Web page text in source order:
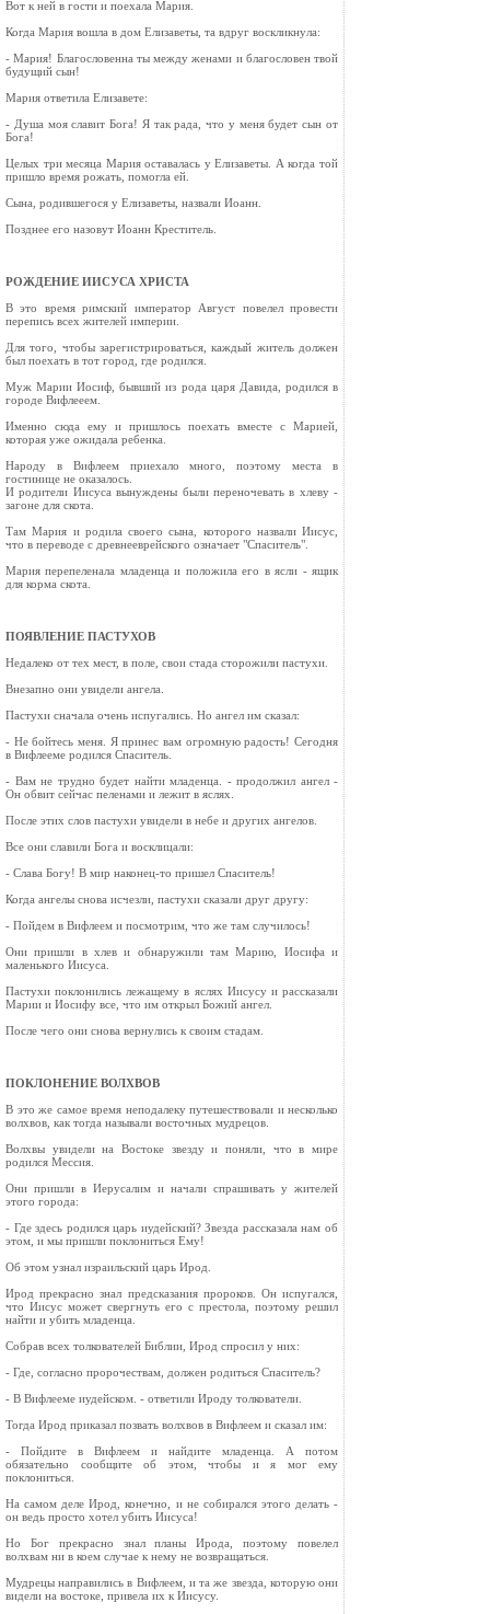
Вот к ней в гости и поехала Мария.
Когда Мария вошла в дом Елизаветы, та вдруг воскликнула:
- Мария! Благословенна ты между женами и благословен твой
будущий сын!
Мария ответила Елизавете:
- Душа моя славит Бога! Я так рада, что у меня будет сын от
Бога!
Целых три месяца Мария оставалась у Елизаветы. А когда той
пришло время рожать, помогла ей.
Сына, родившегося у Елизаветы, назвали Иоанн.
Позднее его назовут Иоанн Креститель.
РОЖДЕНИЕ ИИСУСА ХРИСТА
В это время римский император Август повелел провести
перепись всех жителей империи.
Для того, чтобы зарегистрироваться, каждый житель должен
был поехать в тот город, где родился.
Муж Марии Иосиф, бывший из рода царя Давида, родился в
городе Вифлееем.
Именно сюда ему и пришлось поехать вместе с Марией,
которая уже ожидала ребенка.
Народу в Вифлеем приехало много, поэтому места в
гостинице не оказалось.
И родители Иисуса вынуждены были переночевать в хлеву -
загоне для скота.
Там Мария и родила своего сына, которого назвали Иисус,
что в переводе с древнееврейского означает "Спаситель".
Мария перепеленала младенца и положила его в ясли - ящик
для корма скота.
ПОЯВЛЕНИЕ ПАСТУХОВ
Недалеко от тех мест, в поле, свои стада сторожили пастухи.
Внезапно они увидели ангела.
Пастухи сначала очень испугались. Но ангел им сказал:
- Не бойтесь меня. Я принес вам огромную радость! Сегодня
в Вифлееме родился Спаситель.
- Вам не трудно будет найти младенца. - продолжил ангел -
Он обвит сейчас пеленами и лежит в яслях.
После этих слов пастухи увидели в небе и других ангелов.
Все они славили Бога и восклицали:
- Слава Богу! В мир наконец-то пришел Спаситель!
Когда ангелы снова исчезли, пастухи сказали друг другу:
- Пойдем в Вифлеем и посмотрим, что же там случилось!
Они пришли в хлев и обнаружили там Марию, Иосифа и
маленького Иисуса.
Пастухи поклонились лежащему в яслях Иисусу и рассказали
Марии и Иосифу все, что им открыл Божий ангел.
После чего они снова вернулись к своим стадам.
ПОКЛОНЕНИЕ ВОЛХВОВ
В это же самое время неподалеку путешествовали и несколько
волхвов, как тогда называли восточных мудрецов.
Волхвы увидели на Востоке звезду и поняли, что в мире
родился Мессия.
Они пришли в Иерусалим и начали спрашивать у жителей
этого города:
- Где здесь родился царь иудейский? Звезда рассказала нам об
этом, и мы пришли поклониться Ему!
Об этом узнал израильский царь Ирод.
Ирод прекрасно знал предсказания пророков. Он испугался,
что Иисус может свергнуть его с престола, поэтому решил
найти и убить младенца.
Собрав всех толкователей Библии, Ирод спросил у них:
- Где, согласно пророчествам, должен родиться Спаситель?
- В Вифлееме иудейском. - ответили Ироду толкователи.
Тогда Ирод приказал позвать волхвов в Вифлеем и сказал им:
- Пойдите в Вифлеем и найдите младенца. А потом
обязательно сообщите об этом, чтобы и я мог ему
поклониться.
На самом деле Ирод, конечно, и не собирался этого делать -
он ведь просто хотел убить Иисуса!
Но Бог прекрасно знал планы Ирода, поэтому повелел
волхвам ни в коем случае к нему не возвращаться.
Мудрецы направились в Вифлеем, и та же звезда, которую они
видели на востоке, привела их к Иисусу.